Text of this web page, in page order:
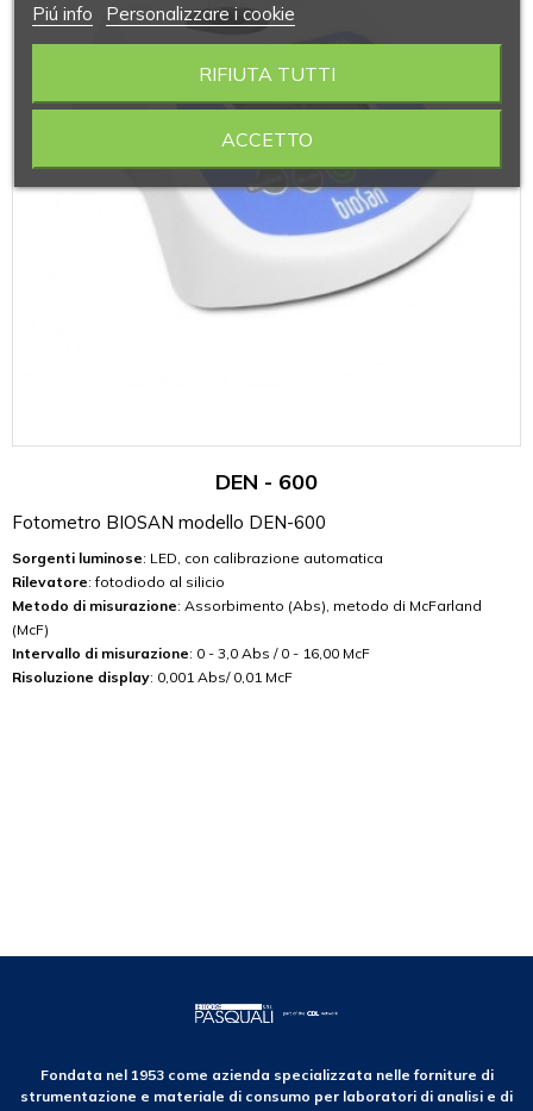
DEN - 600
Fotometro BIOSAN modello DEN-600
Sorgenti luminose: LED, con calibrazione automatica
Rilevatore: fotodiodo al silicio
Metodo di misurazione: Assorbimento (Abs), metodo di McFarland
(McF)
Intervallo di misurazione: 0 - 3,0 Abs / 0 - 16,00 McF
Risoluzione display: 0,001 Abs/ 0,01 McF
Fondata nel 1953 come azienda specializzata nelle forniture di
strumentazione e materiale di consumo per laboratori di analisi e di
Piú info Personalizzare i cookie
RIFIUTA TUTTI
ACCETTO